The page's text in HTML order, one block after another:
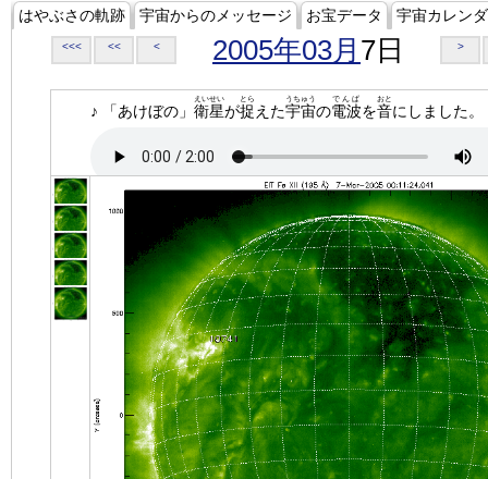
はやぶさの軌跡 宇宙からのメッセージ お宝データ 宇宙カレン
<<< << < 2005年03月 7日 >
♪ 「あけぼの」 衛星
えいせい
が捉
とら
えた宇宙
うちゅう
の電波
でんぱ
を音
おと
にしました。